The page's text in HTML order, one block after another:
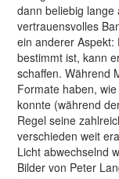
dann beliebig
vertrauensvolles
ein anderer Aspekt:
bestimmt ist, kann
schaffen. Während
Formate haben,
konnte (während
Regel seine
verschieden weit
Licht abwechselnd
Bilder von Peter